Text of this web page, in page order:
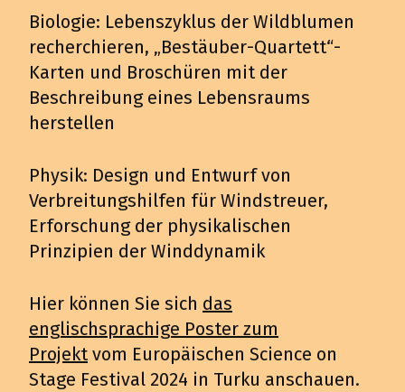
Biologie: Lebenszyklus der Wildblumen
recherchieren, „Bestäuber-Quartett“-
Karten und Broschüren mit der
Beschreibung eines Lebensraums
herstellen
Physik: Design und Entwurf von
Verbreitungshilfen für Windstreuer,
Erforschung der physikalischen
Prinzipien der Winddynamik
Hier können Sie sich das
englischsprachige Poster zum
Projektvom Europäischen Science on
Stage Festival 2024 in Turku anschauen.